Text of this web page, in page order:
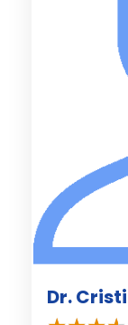
Dr.